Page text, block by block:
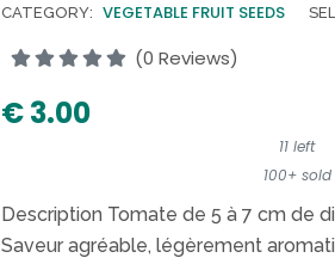
CATEGORY: VEGETABLE FRUIT SEEDS
(0 Reviews)
€ 3.00
11 left
100+ sold
Description Tomate de 5 à 7 cm de
Saveur agréable, légèrement